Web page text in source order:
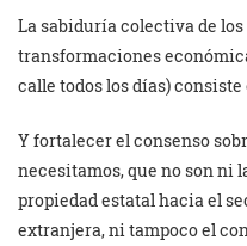
La sabiduría colectiva de
transformaciones
calle todos los días)
Y fortalecer el consenso
necesitamos, que no son ni
propiedad estatal hacia el
extranjera, ni tampoco el